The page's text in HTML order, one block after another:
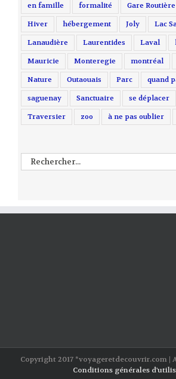
en famille formalité Gare Routière
Hiver hébergement Joly Lac
Lanaudière Laurentides Laval
Mauricie Monteregie montréal
Nature Outaouais Parc quand
saguenay Sanctuaire se déplacer
Traversier zoo à ne pas oublier
Rechercher
Copyright 2017 *voyageretdecouvrir.com |
Conditions générales